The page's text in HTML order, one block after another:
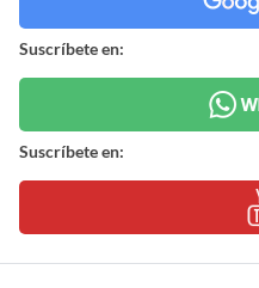
Suscríbete en:
Suscríbete en: